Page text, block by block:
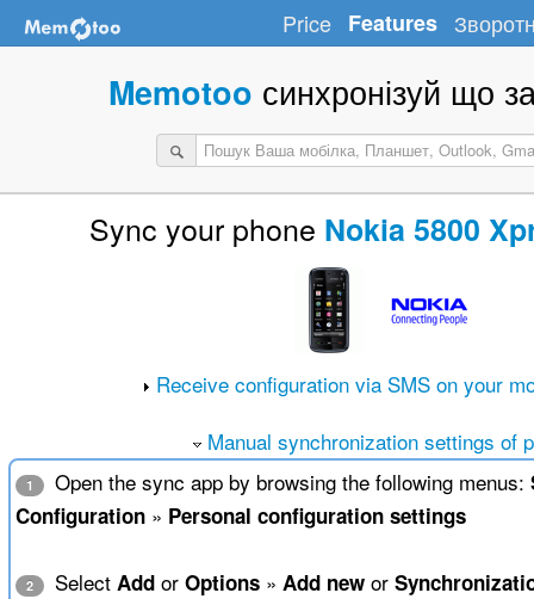
Price Features
Memotoo синхронізуй що
Sync your phone Nokia 5800
Receive configuration via SMS on your
Manual synchronization settings of
1 Open the sync app by browsing the following menus:
Configuration» Personal configuration settings
2 Select Addor Options» Add newor